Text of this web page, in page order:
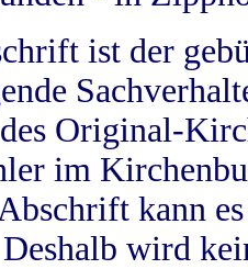
ist der
Original-
im
kann
wird